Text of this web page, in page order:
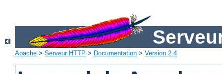
Apache > Serveur HTTP > Documentation > Version 2.4